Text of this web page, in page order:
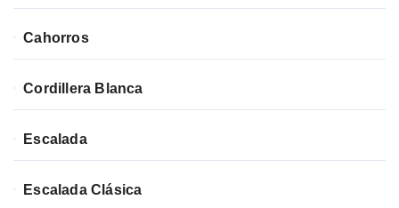
Cahorros
Cordillera Blanca
Escalada
Escalada Clásica